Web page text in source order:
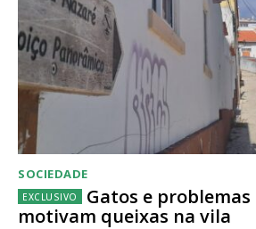
SOCIEDADE
Gatos e
motivam queixas na vila